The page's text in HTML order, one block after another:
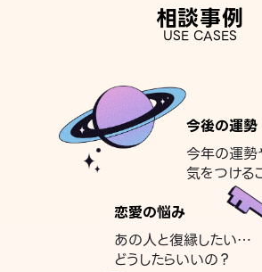
相談事例
USE CASES
今後の運勢
今年の運勢
気をつける
恋愛の悩み
あの人と復縁したい…
どうしたらいいの？